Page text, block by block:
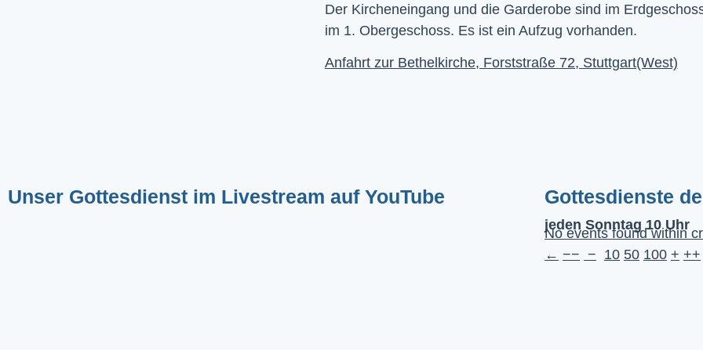
Der Kircheneingang und die Garderobe sind im
im 1. Obergeschoss. Es ist ein Aufzug vorhanden.
Anfahrt zur Bethelkirche, Forststraße 72, Stuttgart(West)
Unser Gottesdienst im Livestream auf YouTube Gottesdienste
jeden Sonntag 10 Uhr
No events found within
← −− − 10 50 100 + ++